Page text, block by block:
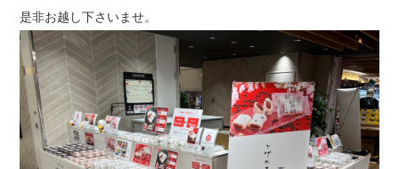
是非お越し下さいませ。